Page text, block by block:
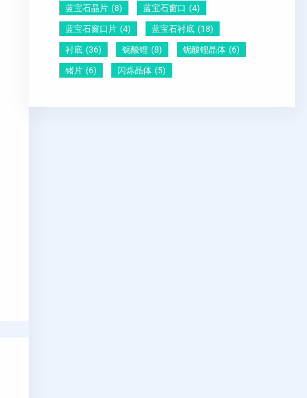
蓝宝石晶片 (8) 蓝宝石窗口 (4)
蓝宝石窗口片 (4) 蓝宝石衬底 (18)
衬底 (36) 铌酸锂 (8) 铌酸锂晶体 (6)
锗片 (6) 闪烁晶体 (5)